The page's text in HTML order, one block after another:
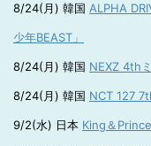
8/24(月) 韓国 ALPHA
少年BEAST」
8/24(月) 韓国 NEXZ 4th
8/24(月) 韓国 NCT 127
9/2(水) 日本 King＆